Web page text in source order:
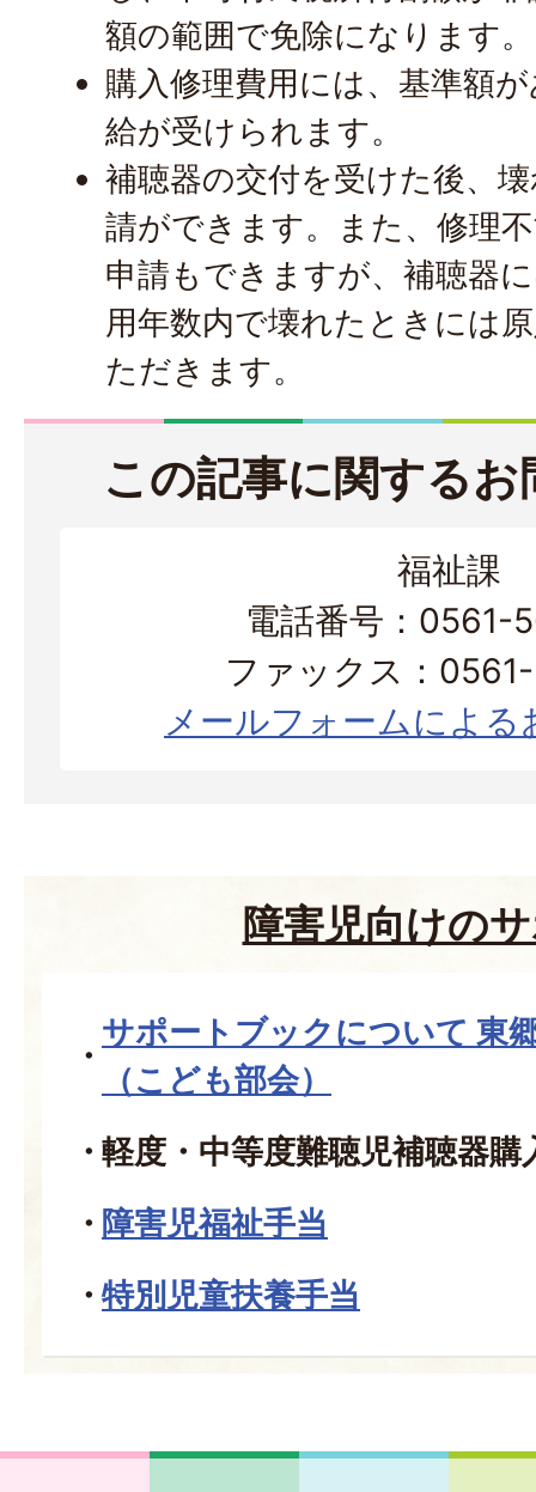
額の範囲で免除になります。
購入修理費用には、基準額
給が受けられます。
補聴器の交付を受けた後、
請ができます。また、修理
申請もできますが、補聴器
用年数内で壊れたときには
ただきます。
この記事に関する
福祉課
電話番号：0561-
ファックス：
メールフォームによる
障害児向けの
サポートブックについて 東
（こども部会）
軽度・中等度難聴児補聴器購
障害児福祉手当
特別児童扶養手当